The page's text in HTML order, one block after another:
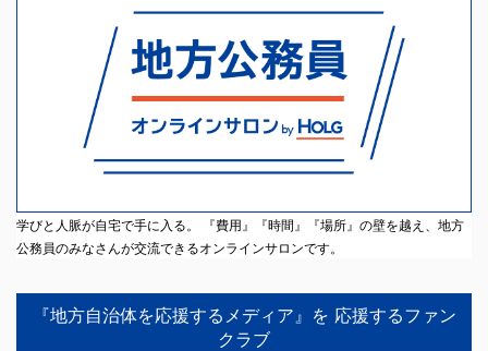
学びと人脈が自宅で手に入る。 『費用』『時間』『場所』の壁を越え、地方
公務員のみなさんが交流できるオンラインサロンです。
『地方自治体を応援するメディア』を 応援するファン
クラブ